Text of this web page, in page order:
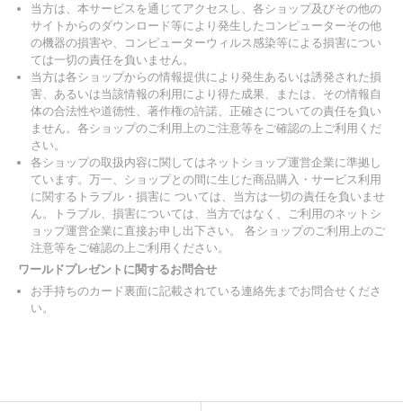
当方は、本サービスを通じてアクセスし、各ショップ及びその他の
サイトからのダウンロード等により発生したコンピューターその他
の機器の損害や、コンピューターウィルス感染等による損害につい
ては一切の責任を負いません。
当方は各ショップからの情報提供により発生あるいは誘発された損
害、あるいは当該情報の利用により得た成果、または、その情報自
体の合法性や道徳性、著作権の許諾、正確さについての責任を負い
ません。各ショップのご利用上のご注意等をご確認の上ご利用くだ
さい。
各ショップの取扱内容に関してはネットショップ運営企業に準拠し
ています。万一、ショップとの間に生じた商品購入・サービス利用
に関するトラブル・損害に ついては、当方は一切の責任を負いませ
ん。トラブル、損害については、当方ではなく、ご利用のネットシ
ョップ運営企業に直接お申し出下さい。 各ショップのご利用上のご
注意等をご確認の上ご利用ください。
ワールドプレゼントに関するお問合せ
お手持ちのカード裏面に記載されている連絡先までお問合せくださ
い。